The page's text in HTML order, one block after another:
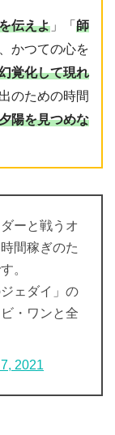
伝えよ 」「 師
かつての心を
覚化して現れ
のための時間
陽を見つめな
ーと戦うオ
間稼ぎのた
。
ェダイ」の
・ワンと全
2021